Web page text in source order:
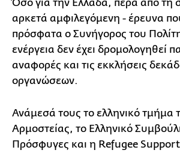
Όσο για την Ελλάδα, πέρα από τη
αρκετά αμφιλεγόμενη - έρευνα
πρόσφατα ο Συνήγορος του
ενέργεια δεν έχει δρομολογηθεί
αναφορές και τις εκκλήσεις
οργανώσεων.
Ανάμεσά τους το ελληνικό τμήμα
Αρμοστείας, το Ελληνικό
Πρόσφυγες και η Refugee